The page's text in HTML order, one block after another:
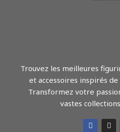
Trouvez les meilleures
et accessoires inspirés
Transformez votre
vastes